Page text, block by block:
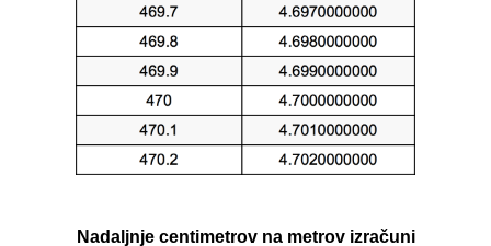
Nadaljnje centimetrov na metrov izračuni